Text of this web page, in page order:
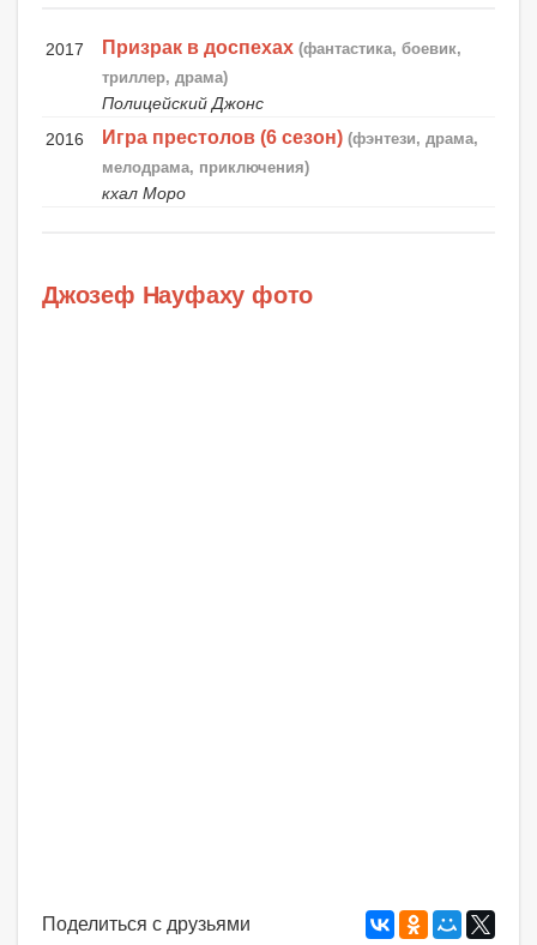
2017 Призрак в доспехах (фантастика, боевик,
триллер, драма)
Полицейский Джонс
2016
Игра престолов (6 сезон) (фэнтези, драма,
мелодрама, приключения)
кхал Моро
Джозеф Науфаху фото
Поделиться с друзьями